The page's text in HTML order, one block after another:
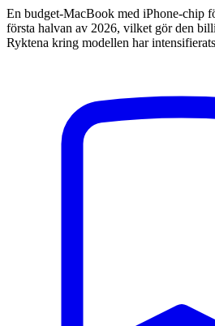
En budget-MacBook med iPhone-chip
första halvan av 2026, vilket gör den
Ryktena kring modellen har